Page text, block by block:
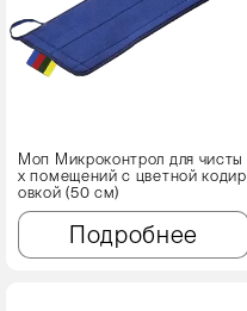
Моп Микроконтрол для чисты
х помещений с цветной кодир
овкой (50 см)
Подробнее